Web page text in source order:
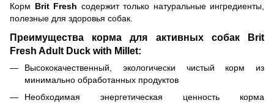
Корм Brit Fresh содержит только натуральные ингредиенты,
полезные для здоровья собак.
Преимущества корма для активных собак Brit
Fresh Adult Duck with Millet:
Высококачественный, экологически чистый корм из
минимально обработанных продуктов
Необходимая энергетическая ценность корма